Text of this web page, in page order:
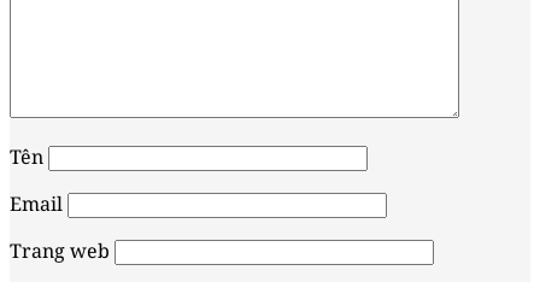
Tên
Email
Trang web